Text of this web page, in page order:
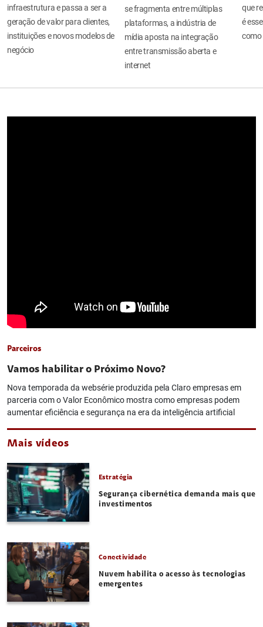
infraestrutura e passa a ser a
geração de valor para clientes,
instituições e novos modelos de
negócio
se fragmenta entre múltiplas
plataformas, a indústria de
mídia aposta na integração
entre transmissão aberta e
internet
que
é
como
Parceiros
Vamos habilitar o Próximo Novo?
Nova temporada da websérie produzida pela Claro empresas em
parceria com o Valor Econômico mostra como empresas podem
aumentar eficiência e segurança na era da inteligência artificial
Mais vídeos
Estratégia
Segurança cibernética demanda mais que
investimentos
Conectividade
Nuvem habilita o acesso às tecnologias
emergentes